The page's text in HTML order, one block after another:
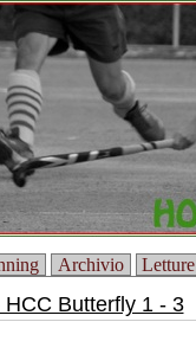
Archivio Letture
Butterfly 1 - 3